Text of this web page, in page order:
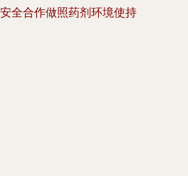
全合作做照药剂环境使持